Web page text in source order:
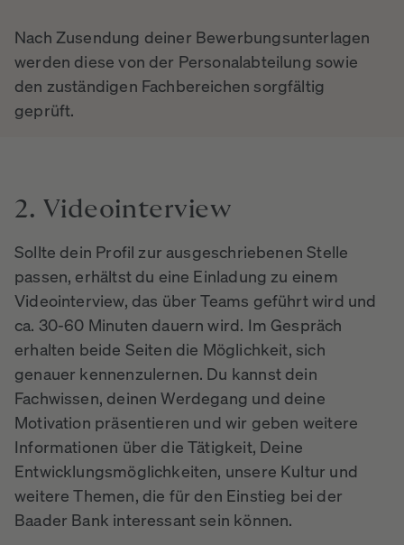
Nach Zusendung deiner Bewerbungsunterlagen
werden diese von der Personalabteilung sowie
den zuständigen Fachbereichen sorgfältig
geprüft.
2. Videointerview
Sollte dein Profil zur ausgeschriebenen Stelle
passen, erhältst du eine Einladung zu einem
Videointerview, das über Teams geführt wird und
ca. 30-60 Minuten dauern wird. Im Gespräch
erhalten beide Seiten die Möglichkeit, sich
genauer kennenzulernen. Du kannst dein
Fachwissen, deinen Werdegang und deine
Motivation präsentieren und wir geben weitere
Informationen über die Tätigkeit, Deine
Entwicklungsmöglichkeiten, unsere Kultur und
weitere Themen, die für den Einstieg bei der
Baader Bank interessant sein können.